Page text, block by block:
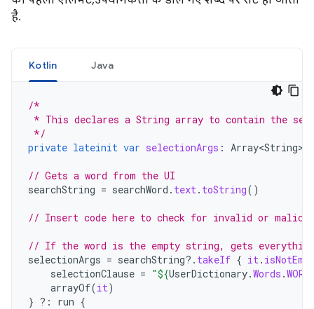
है.
Kotlin Java
/*
* This declares a String array to contain the
*/
private lateinit var selectionArgs : Array<String>
// Gets a word from the UI
searchString = searchWord . text . toString()
// Insert code here to check for invalid or
// If the word is the empty string, gets everything
selectionArgs = searchString?. takeIf { it .
selectionClause = "${UserDictionary.Words .WORD
arrayOf(it)
} ?: run {